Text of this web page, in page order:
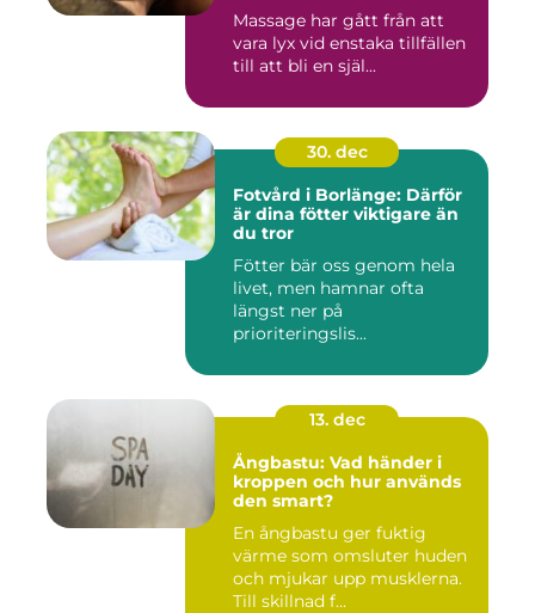
Massage har gått från att
vara lyx vid enstaka tillfällen
till att bli en själ...
30. dec
Fotvård i Borlänge: Därför
är dina fötter viktigare än
du tror
Fötter bär oss genom hela
livet, men hamnar ofta
längst ner på
prioriteringslis...
13. dec
Ångbastu: Vad händer i
kroppen och hur används
den smart?
En ångbastu ger fuktig
värme som omsluter huden
och mjukar upp musklerna.
Till skillnad f...